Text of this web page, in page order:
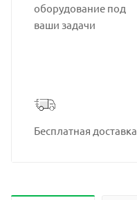
оборудование под
ваши задачи
Бесплатная доставка